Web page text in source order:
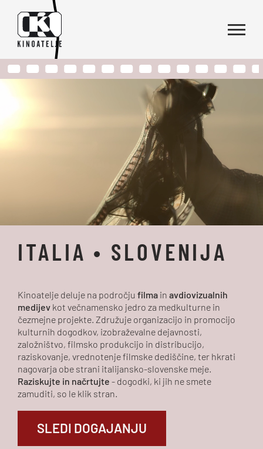
Skoči na vsebino
ITALIA • SLOVENIJA
Kinoatelje deluje na področju filma in avdiovizualnih
medijev kot večnamensko jedro za medkulturne in
čezmejne projekte. Združuje organizacijo in promocijo
kulturnih dogodkov, izobraževalne dejavnosti,
založništvo, filmsko produkcijo in distribucijo,
raziskovanje, vrednotenje filmske dediščine, ter hkrati
nagovarja obe strani italijansko-slovenske meje.
Raziskujte in načrtujte - dogodki, ki jih ne smete
zamuditi, so le klik stran.
SLEDI DOGAJANJU